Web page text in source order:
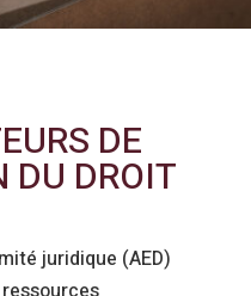
DE
DU DROIT
juridique (AED)